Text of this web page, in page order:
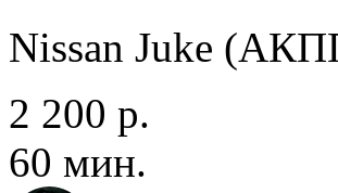
Nissan Juke
2 200 р.
60 мин.